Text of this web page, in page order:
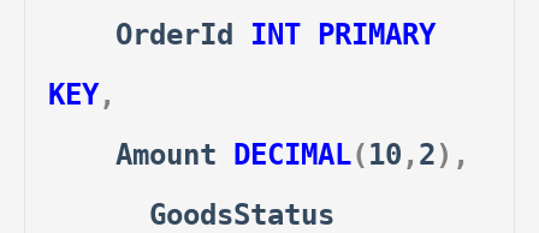
OrderId INT
PRIMARY
KEY,
Amount
DECIMAL(10 , 2),
GoodsStatus